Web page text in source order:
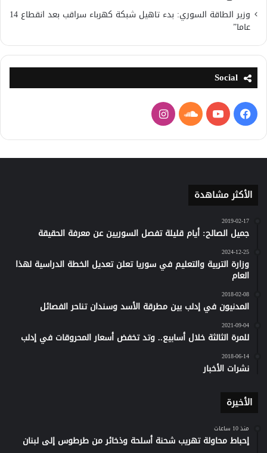
وزير الطاقة السوري: بدء تاهيل شبكة كهرباء سراقب بعد انقطاع 14
عاما”
Social
فيسبوكيوتيوبساوند
كلاود
انستقرام
الأكثر مشاهدة
2019-02-17
جميل الصالح: أيام قليلة تفصل السوريين عن معرفة الحقيقة
2024-12-25
وزارة التربية والتعليم في سوريا تعلن تعديل الخطة الدراسية لهذا
العام
2018-02-08
المدنيون في إدلب بين مطرقة الأسد وسندان تناحر الفصائل
2021-09-04
للمرة الثالثة خلال أسابيع.. وتد تخفض أسعار المحروقات في إدلب
2018-06-14
نشرات الأخبار
الأخيرة
منذ 10 ساعات
إحباط محاولة تهريب شحنة أسلحة وذخائر من طرطوس إلى لبنان